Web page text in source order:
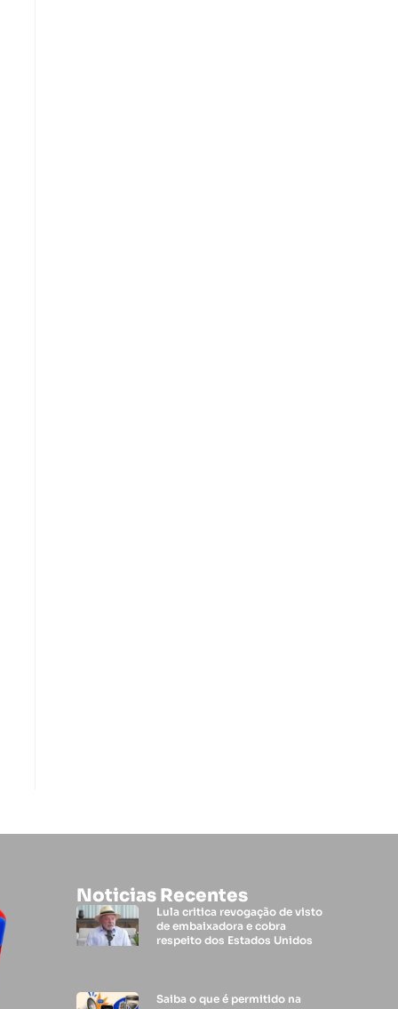
Noticias Recentes
Lula critica revogação de visto
de embaixadora e cobra
respeito dos Estados Unidos
Saiba o que é permitido na